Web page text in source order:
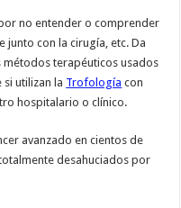
no entender o comprender
junto con la cirugía, etc. Da
terapéuticos usados
si utilizan la Trofología con
hospitalario o clínico.
avanzado en cientos de
desahuciados por